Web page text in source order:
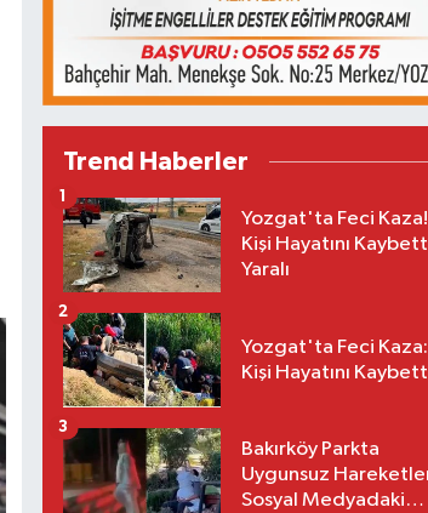
Trend Haberler
Yozgat'ta Feci
Kişi Hayatını
Yaralı
1
Yozgat'ta Feci
Kişi Hayatını
2
Bakırköy Parkta
Uygunsuz
Sosyal Medyadaki
3